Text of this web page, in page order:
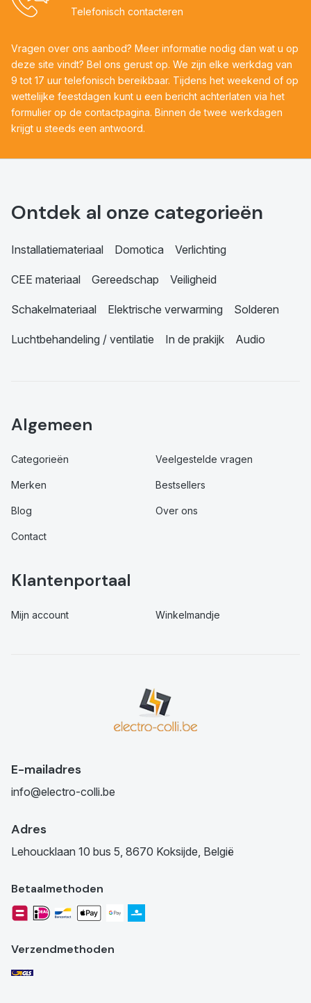
Telefonisch contacteren
Vragen over ons aanbod? Meer informatie nodig dan wat u op
deze site vindt? Bel ons gerust op. We zijn elke werkdag van
9 tot 17 uur telefonisch bereikbaar. Tijdens het weekend of op
wettelijke feestdagen kunt u een bericht achterlaten via het
formulier op de contactpagina. Binnen de twee werkdagen
krijgt u steeds een antwoord.
Ontdek al onze categorieën
Installatiemateriaal Domotica Verlichting
CEE materiaal Gereedschap Veiligheid
Schakelmateriaal Elektrische verwarming Solderen
Luchtbehandeling / ventilatie In de prakijk Audio
Algemeen
Categorieën Veelgestelde vragen
Merken Bestsellers
Blog Over ons
Contact
Klantenportaal
Mijn account Winkelmandje
E-mailadres
info@electro-colli.be
Adres
Lehoucklaan 10 bus 5, 8670 Koksijde, België
Betaalmethoden
Verzendmethoden